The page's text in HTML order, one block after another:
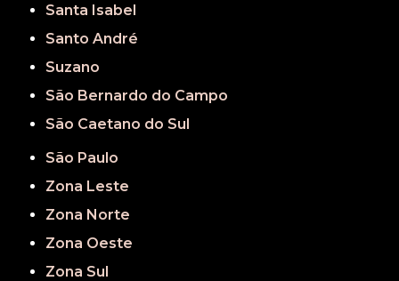
Santa Isabel
Santo André
Suzano
São Bernardo do Campo
São Caetano do Sul
São Paulo
Zona Leste
Zona Norte
Zona Oeste
Zona Sul